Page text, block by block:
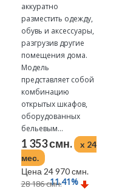
аккуратно
разместить одежду,
обувь и аксессуары,
разгрузив другие
помещения дома.
Модель
представляет собой
комбинацию
открытых шкафов,
оборудованных
бельевым...
1 353 смн.
x 24
мес.
Цена 24 970 смн.
28 186 смн.
11.41%